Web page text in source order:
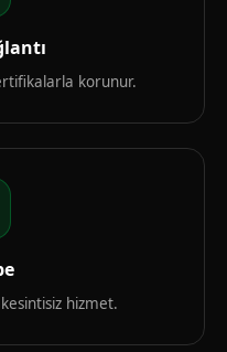
korunur.
hizmet.